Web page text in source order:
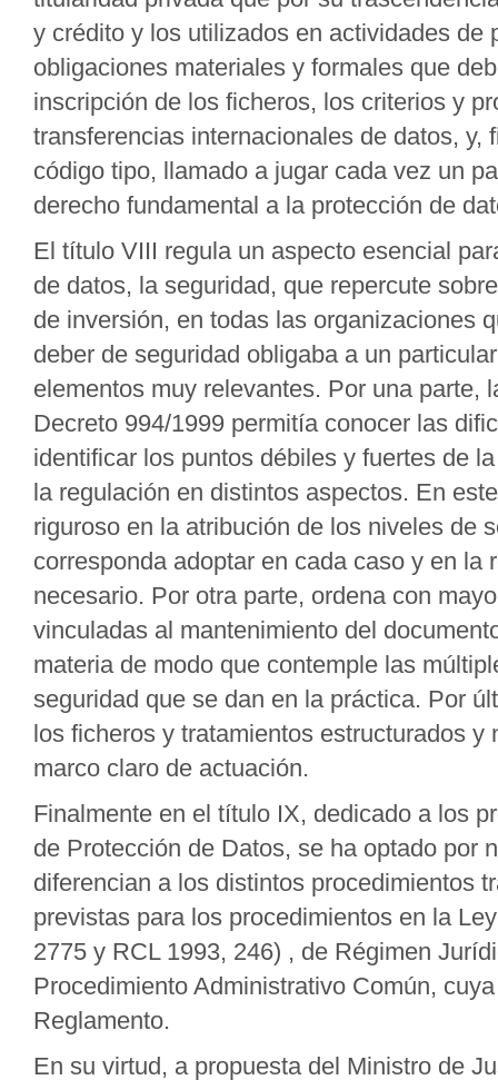
y crédito y los utilizados en actividades
obligaciones materiales y formales que
inscripción de los ficheros, los criterios y
transferencias internacionales de datos,
código tipo, llamado a jugar cada vez un
derecho fundamental a la protección de
El título VIII regula un aspecto esencial
de datos, la seguridad, que repercute
de inversión, en todas las organizaciones
deber de seguridad obligaba a un
elementos muy relevantes. Por una parte,
Decreto 994/1999 permitía conocer las
identificar los puntos débiles y fuertes de
la regulación en distintos aspectos. En
riguroso en la atribución de los niveles de
corresponda adoptar en cada caso y en
necesario. Por otra parte, ordena con
vinculadas al mantenimiento del
materia de modo que contemple las
seguridad que se dan en la práctica. Por
los ficheros y tratamientos estructurados
marco claro de actuación.
Finalmente en el título IX, dedicado a los
de Protección de Datos, se ha optado por
diferencian a los distintos procedimientos
previstas para los procedimientos en la
2775 y RCL 1993, 246) , de Régimen
Procedimiento Administrativo Común,
Reglamento.
En su virtud, a propuesta del Ministro de